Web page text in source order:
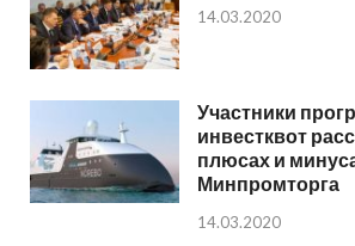
14.03.2020
Участники
инвестквот
плюсах и
Минпромторга
14.03.2020